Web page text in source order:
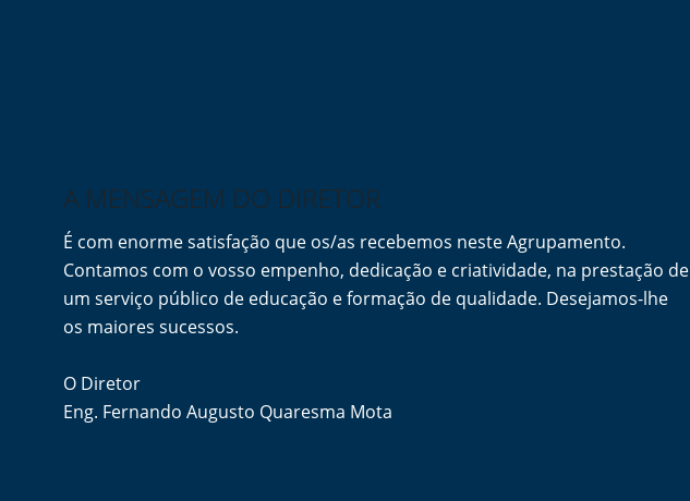
A MENSAGEM DO DIRETOR
É com enorme satisfação que os/as recebemos neste Agrupamento.
Contamos com o vosso empenho, dedicação e criatividade, na prestação de
um serviço público de educação e formação de qualidade. Desejamos-lhe
os maiores sucessos.
O Diretor
Eng. Fernando Augusto Quaresma Mota